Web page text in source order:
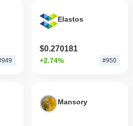
で購入できますか？
ュームが
$28,227.88
Bitkubがあります。
Elastos
$0.270181
+2.74% #950
Mansory